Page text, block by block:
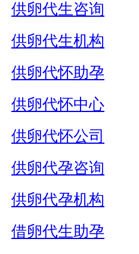
供卵代生咨询
供卵代生机构
供卵代怀助孕
供卵代怀中心
供卵代怀公司
供卵代孕咨询
供卵代孕机构
借卵代生助孕